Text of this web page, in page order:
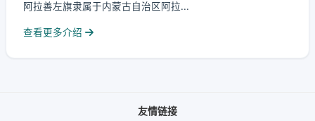
阿拉善左旗隶属于内蒙古自治区阿拉...
查看更多介绍
友情链接